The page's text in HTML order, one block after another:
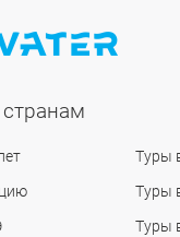
Туры
Туры
Туры